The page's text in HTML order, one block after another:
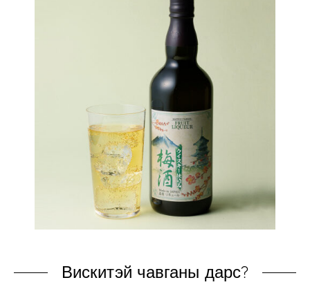
Вискитэй чавганы дарс?